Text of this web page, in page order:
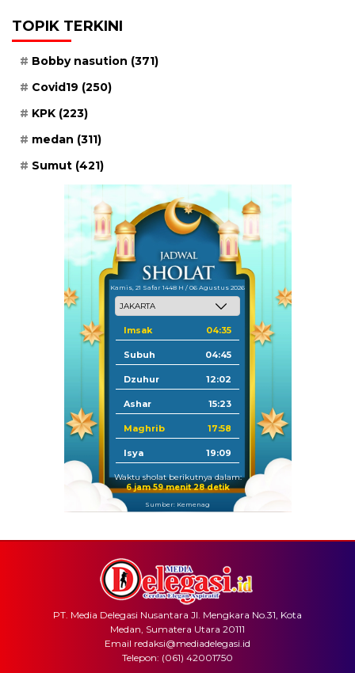
TOPIK TERKINI
Bobby nasution (371)
Covid19 (250)
KPK (223)
medan (311)
Sumut (421)
Kamis, 21 Safar 1448 H / 06 Agustus 2026
Imsak 04:35
Subuh 04:45
Dzuhur 12:02
Ashar 15:23
Maghrib 17:58
Isya 19:09
Waktu sholat berikutnya dalam:
6 jam 59 menit 28 detik
Sumber: Kemenag
PT. Media Delegasi Nusantara Jl. Mengkara No.31, Kota
Medan, Sumatera Utara 20111
Email redaksi@mediadelegasi.id
Telepon: (061) 42001750